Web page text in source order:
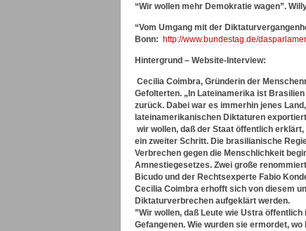
“Wir wollen mehr Demokratie wagen”.
“Vom Umgang mit der
Bonn: http://www.bundestag.de/
Hintergrund – Website-Interview:
Cecilia Coimbra, Gründerin der
Gefolterten. „In Lateinamerika ist
zurück. Dabei war es immerhin jenes
lateinamerikanischen Diktaturen
wir wollen, daß der Staat öffentlich
ein zweiter Schritt. Die brasilianische
Verbrechen gegen die Menschlichkeit
Amnestiegesetzes. Zwei große
Bicudo und der Rechtsexperte Fabio
Cecilia Coimbra erhofft sich von diesem
Diktaturverbrechen aufgeklärt werden.
”Wir wollen, daß Leute wie Ustra
Gefangenen. Wie wurden sie ermordet,